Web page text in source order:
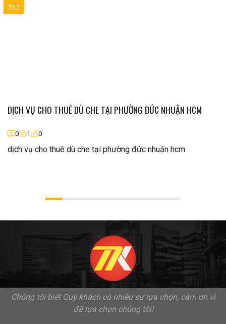
DỊCH VỤ CHO THUÊ DÙ CHE TẠI PHƯỜNG ĐỨC NHUẬN HCM
0 1 0
dịch vụ cho thuê dù che tại phường đức nhuận hcm
Th7
Chúng tôi biết Quý khách có nhiều sự lựa chọn, cảm ơn vì
đã lựa chọn chúng tôi!